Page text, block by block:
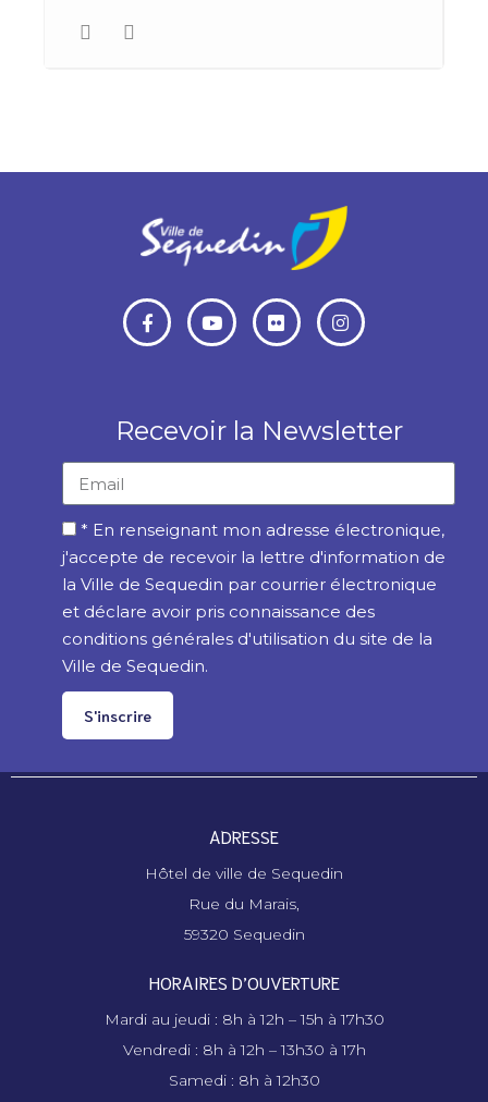
Recevoir la Newsletter
* En renseignant mon adresse électronique,
j'accepte de recevoir la lettre d'information de
la Ville de Sequedin par courrier électronique
et déclare avoir pris connaissance des
conditions générales d'utilisation du site de la
Ville de Sequedin.
S'inscrire
ADRESSE
Hôtel de ville de Sequedin
Rue du Marais,
59320 Sequedin
HORAIRES D’OUVERTURE
Mardi au jeudi : 8h à 12h – 15h à 17h30
Vendredi : 8h à 12h – 13h30 à 17h
Samedi : 8h à 12h30